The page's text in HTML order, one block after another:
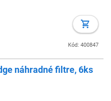
Kód: 400847
náhradné filtre, 6ks